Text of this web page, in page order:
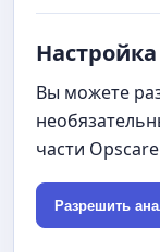
Вы можете
части
Разрешить